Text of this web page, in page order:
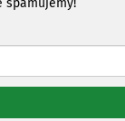
spamujemy!